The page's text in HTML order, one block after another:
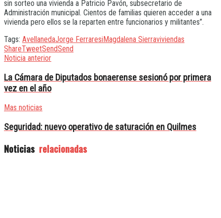
sin sorteo una vivienda a Patricio Pavón, subsecretario de
Administración municipal. Cientos de familias quieren acceder a una
vivienda pero ellos se la reparten entre funcionarios y militantes”.
Tags: AvellanedaJorge FerraresiMagdalena Sierraviviendas
ShareTweetSendSend
Noticia anterior
La Cámara de Diputados bonaerense sesionó por primera
vez en el año
Mas noticias
Seguridad: nuevo operativo de saturación en Quilmes
Noticias relacionadas